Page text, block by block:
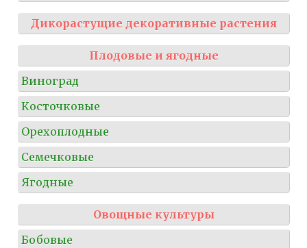
Дикорастущие декоративные растения
Плодовые и ягодные
Виноград
Косточковые
Орехоплодные
Семечковые
Ягодные
Овощные культуры
Бобовые